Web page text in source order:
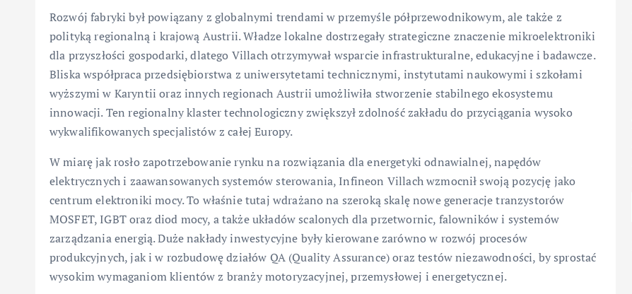
Rozwój fabryki był powiązany z globalnymi trendami w przemyśle półprzewodnikowym, ale także z
polityką regionalną i krajową Austrii. Władze lokalne dostrzegały strategiczne znaczenie mikroelektroniki
dla przyszłości gospodarki, dlatego Villach otrzymywał wsparcie infrastrukturalne, edukacyjne i badawcze.
Bliska współpraca przedsiębiorstwa z uniwersytetami technicznymi, instytutami naukowymi i szkołami
wyższymi w Karyntii oraz innych regionach Austrii umożliwiła stworzenie stabilnego ekosystemu
innowacji. Ten regionalny klaster technologiczny zwiększył zdolność zakładu do przyciągania wysoko
wykwalifikowanych specjalistów z całej Europy.
W miarę jak rosło zapotrzebowanie rynku na rozwiązania dla energetyki odnawialnej, napędów
elektrycznych i zaawansowanych systemów sterowania, Infineon Villach wzmocnił swoją pozycję jako
centrum elektroniki mocy. To właśnie tutaj wdrażano na szeroką skalę nowe generacje tranzystorów
MOSFET, IGBT oraz diod mocy, a także układów scalonych dla przetwornic, falowników i systemów
zarządzania energią. Duże nakłady inwestycyjne były kierowane zarówno w rozwój procesów
produkcyjnych, jak i w rozbudowę działów QA (Quality Assurance) oraz testów niezawodności, by sprostać
wysokim wymaganiom klientów z branży motoryzacyjnej, przemysłowej i energetycznej.